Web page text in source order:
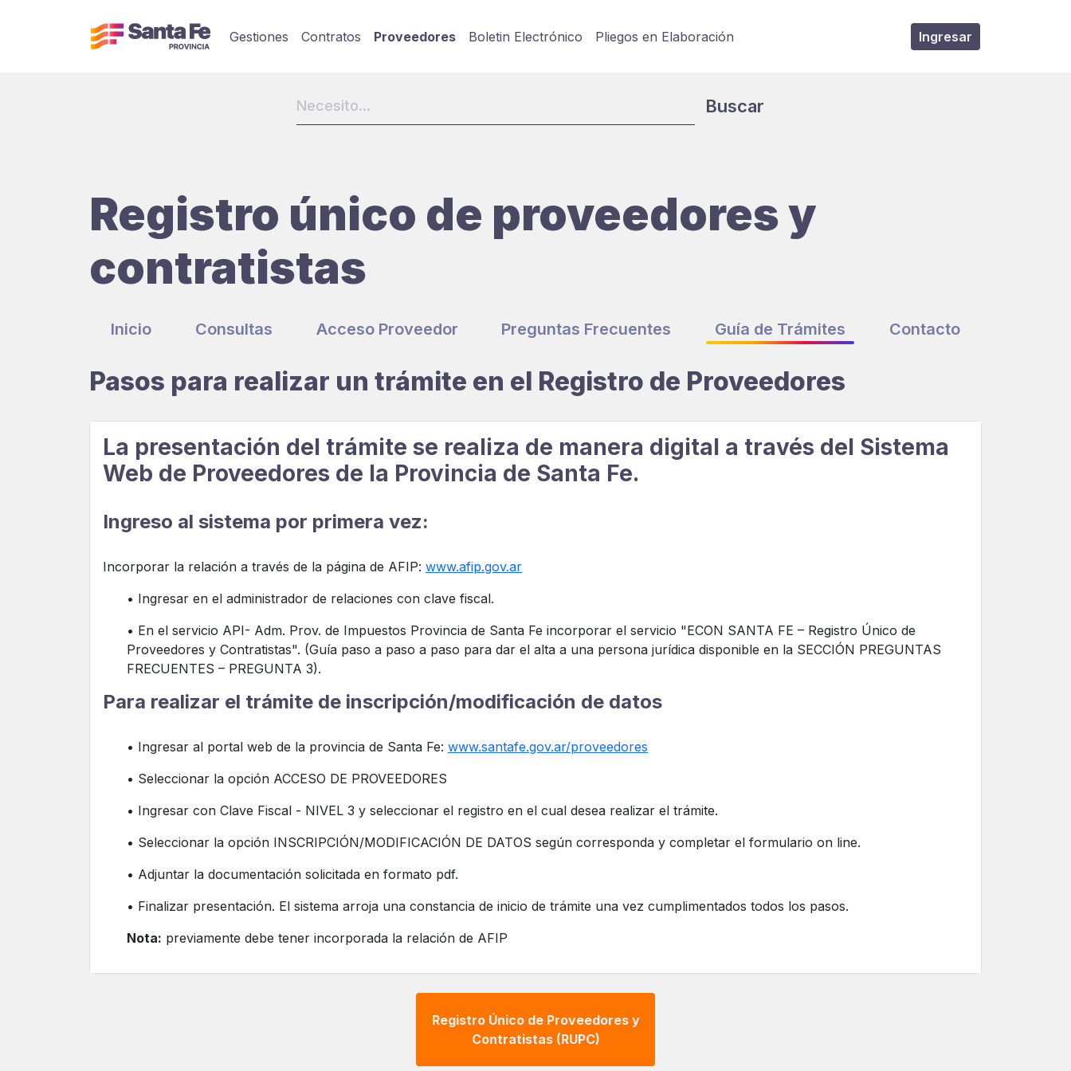
Gestiones Contratos Proveedores Boletin Electrónico Pliegos en Elaboración Ingresar
Buscar
Registro único de proveedores y
contratistas
Inicio Consultas Acceso Proveedor Preguntas Frecuentes Guía de Trámites Contacto
Pasos para realizar un trámite en el Registro de Proveedores
La presentación del trámite se realiza de manera digital a través del Sistema
Web de Proveedores de la Provincia de Santa Fe.
Ingreso al sistema por primera vez:
Incorporar la relación a través de la página de AFIP: www.afip.gov.ar
• Ingresar en el administrador de relaciones con clave fiscal.
• En el servicio API- Adm. Prov. de Impuestos Provincia de Santa Fe incorporar el servicio "ECON SANTA FE – Registro Único de
Proveedores y Contratistas". (Guía paso a paso a paso para dar el alta a una persona jurídica disponible en la SECCIÓN PREGUNTAS
FRECUENTES – PREGUNTA 3).
Para realizar el trámite de inscripción/modificación de datos
• Ingresar al portal web de la provincia de Santa Fe: www.santafe.gov.ar/proveedores
• Seleccionar la opción ACCESO DE PROVEEDORES
• Ingresar con Clave Fiscal - NIVEL 3 y seleccionar el registro en el cual desea realizar el trámite.
• Seleccionar la opción INSCRIPCIÓN/MODIFICACIÓN DE DATOS según corresponda y completar el formulario on line.
• Adjuntar la documentación solicitada en formato pdf.
• Finalizar presentación. El sistema arroja una constancia de inicio de trámite una vez cumplimentados todos los pasos.
Nota: previamente debe tener incorporada la relación de AFIP
Registro Único de Proveedores y
Contratistas (RUPC)